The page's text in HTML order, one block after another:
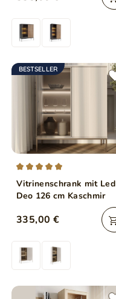
BESTSELLER
Vitrinenschrank mit Led
Deo 126 cm Kaschmir
335,00 €